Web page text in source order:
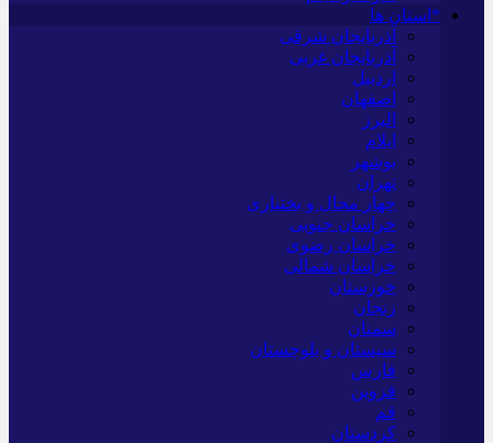
*استان ها
آذربایجان شرقی
آذربایجان غربی
اردبیل
اصفهان
البرز
ایلام
بوشهر
تهران
چهار محال و بختیاری
خراسان جنوبی
خراسان رضوی
خراسان شمالی
خوزستان
زنجان
سمنان
سیستان و بلوچستان
فارس
قزوین
قم
کردستان